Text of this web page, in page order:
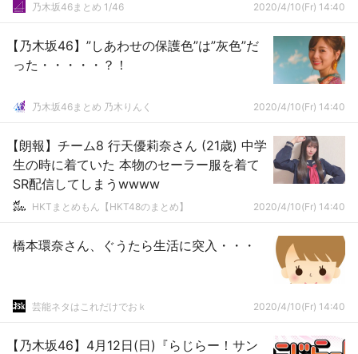
乃木坂46まとめ 1/46 2020/4/10(Fr) 14:40
【乃木坂46】”しあわせの保護色”は”灰色”だ
った・・・・・？！
乃木坂46まとめ 乃木りんく 2020/4/10(Fr) 14:40
【朗報】チーム8 行天優莉奈さん (21歳) 中学
生の時に着ていた 本物のセーラー服を着て
SR配信してしまうwwww
HKTまとめもん【HKT48のまとめ】 2020/4/10(Fr) 14:40
橋本環奈さん、ぐうたら生活に突入・・・
芸能ネタはこれだけでおｋ 2020/4/10(Fr) 14:40
【乃木坂46】4月12日(日)『らじらー！サン